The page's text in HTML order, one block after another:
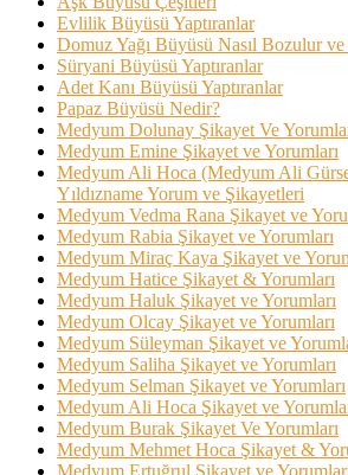
Evlilik Büyüsü Yaptıranlar
Domuz Yağı Büyüsü Nasıl Bozulur
Süryani Büyüsü Yaptıranlar
Adet Kanı Büyüsü Yaptıranlar
Papaz Büyüsü Nedir?
Medyum Dolunay Şikayet Ve
Medyum Emine Şikayet ve Yorumları
Medyum Ali Hoca (Medyum Ali
Yıldızname Yorum ve Şikayetleri
Medyum Vedma Rana Şikayet ve
Medyum Rabia Şikayet ve Yorumları
Medyum Miraç Kaya Şikayet ve
Medyum Hatice Şikayet & Yorumları
Medyum Haluk Şikayet ve Yorumları
Medyum Olcay Şikayet ve Yorumları
Medyum Süleyman Şikayet ve
Medyum Saliha Şikayet ve Yorumları
Medyum Selman Şikayet ve Yorumları
Medyum Ali Hoca Şikayet ve
Medyum Burak Şikayet Ve Yorumları
Medyum Mehmet Hoca Şikayet &